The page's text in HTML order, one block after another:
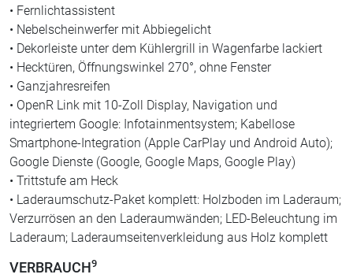
• Fernlichtassistent
• Nebelscheinwerfer mit Abbiegelicht
• Dekorleiste unter dem Kühlergrill in Wagenfarbe lackiert
• Hecktüren, Öffnungswinkel 270°, ohne Fenster
• Ganzjahresreifen
• OpenR Link mit 10-Zoll Display, Navigation und
integriertem Google: Infotainmentsystem; Kabellose
Smartphone-Integration (Apple CarPlay und Android Auto);
Google Dienste (Google, Google Maps, Google Play)
• Trittstufe am Heck
• Laderaumschutz-Paket komplett: Holzboden im Laderaum;
Verzurrösen an den Laderaumwänden; LED-Beleuchtung im
Laderaum; Laderaumseitenverkleidung aus Holz komplett
VERBRAUCH9